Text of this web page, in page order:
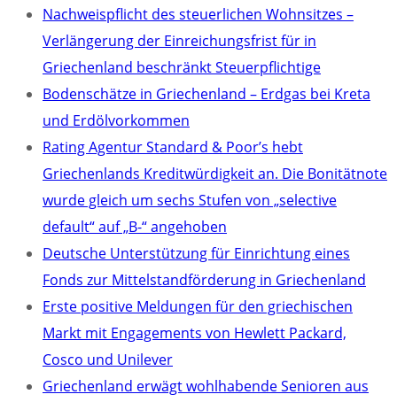
Nachweispflicht des steuerlichen Wohnsitzes –
Verlängerung der Einreichungsfrist für in
Griechenland beschränkt Steuerpflichtige
Bodenschätze in Griechenland – Erdgas bei Kreta
und Erdölvorkommen
Rating Agentur Standard & Poor’s hebt
Griechenlands Kreditwürdigkeit an. Die Bonitätnote
wurde gleich um sechs Stufen von „selective
default“ auf „B-“ angehoben
Deutsche Unterstützung für Einrichtung eines
Fonds zur Mittelstandförderung in Griechenland
Erste positive Meldungen für den griechischen
Markt mit Engagements von Hewlett Packard,
Cosco und Unilever
Griechenland erwägt wohlhabende Senioren aus